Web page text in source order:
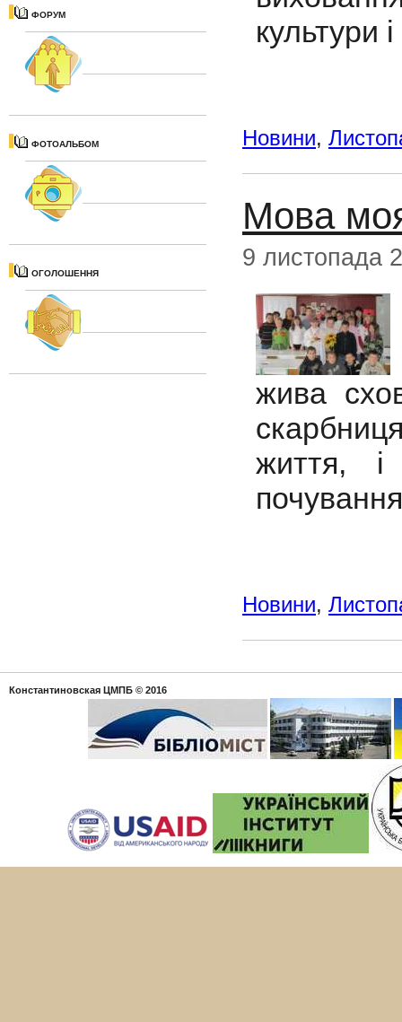
ФОРУМ
ФОТОАЛЬБОМ
ОГОЛОШЕННЯ
культури
Новини,
Мова
9 листопада
жива
життя, і
Новини,
Константиновская ЦМПБ © 2016